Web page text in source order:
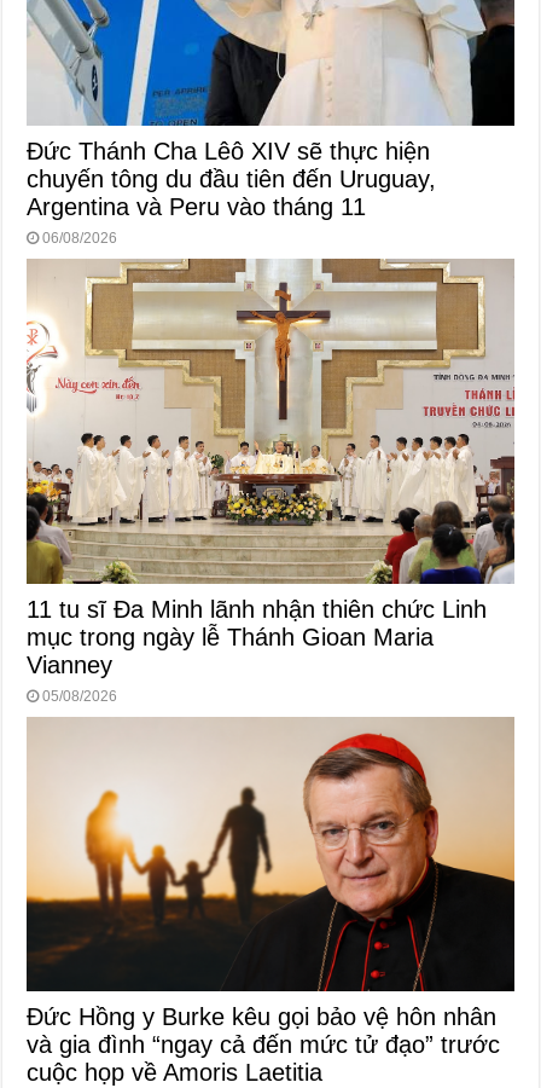
Đức Thánh Cha Lêô XIV sẽ thực hiện
chuyến tông du đầu tiên đến Uruguay,
Argentina và Peru vào tháng 11
06/08/2026
11 tu sĩ Đa Minh lãnh nhận thiên chức Linh
mục trong ngày lễ Thánh Gioan Maria
Vianney
05/08/2026
Đức Hồng y Burke kêu gọi bảo vệ hôn nhân
và gia đình “ngay cả đến mức tử đạo” trước
cuộc họp về Amoris Laetitia